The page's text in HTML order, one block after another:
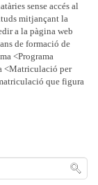
sense accés al
mitjançant la
a la pàgina web
de formació de
<Programa
<Matriculació per
que figura